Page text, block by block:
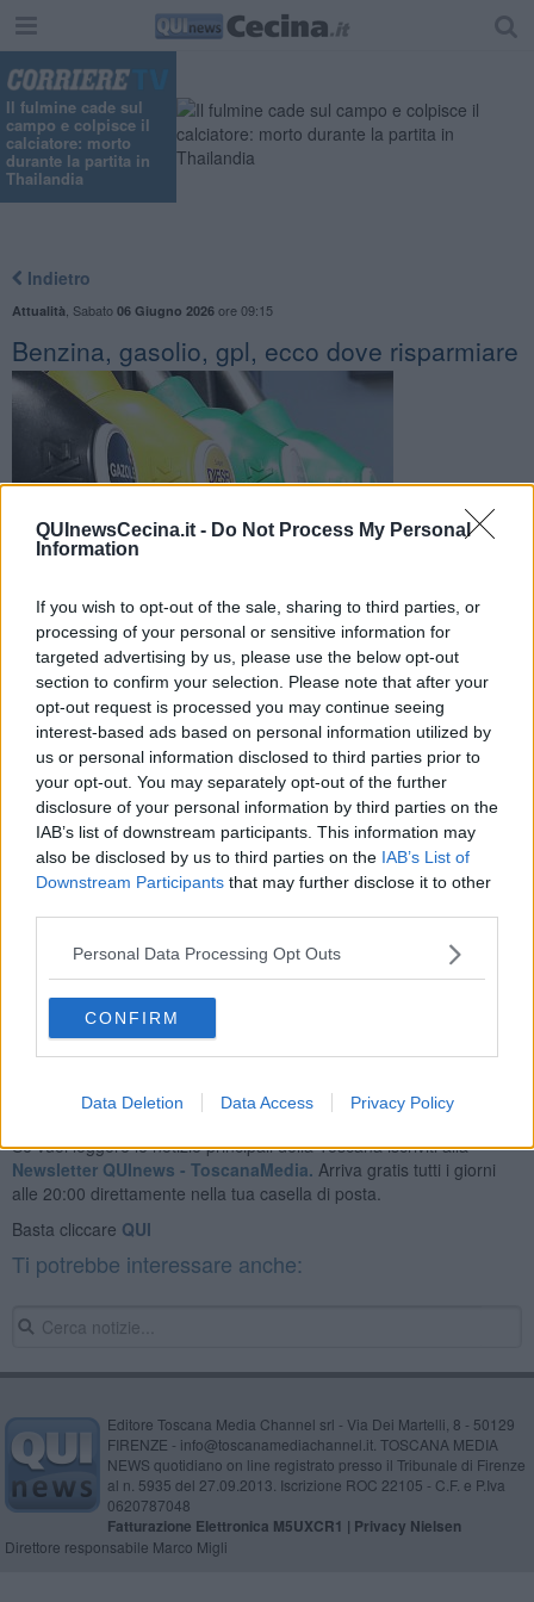
QUInewsCecina.it - Do Not Process My Personal
Information
If you wish to opt-out of the sale, sharing to third parties, or
processing of your personal or sensitive information for
targeted advertising by us, please use the below opt-out
section to confirm your selection. Please note that after your
opt-out request is processed you may continue seeing
interest-based ads based on personal information utilized by
us or personal information disclosed to third parties prior to
your opt-out. You may separately opt-out of the further
disclosure of your personal information by third parties on the
IAB’s list of downstream participants. This information may
also be disclosed by us to third parties on the IAB’s List of
Downstream Participants that may further disclose it to other
Personal Data Processing Opt Outs
CONFIRM
Data Deletion Data Access Privacy Policy
Il fulmine cade sul
campo e colpisce il
calciatore: morto
durante la partita in
Thailandia
Indietro
Attualità Sabato 06 Giugno 2026ore 09:15
Benzina, gasolio, gpl, ecco dove risparmiare
Ecco l'elenco dei prezzi del carburante in provincia di Livorno.
Comune per comune gli impianti più economici dove fare
rifornimento.
PROVINCIA DI LIVORNO —Questi i prezzi dei carburantirilevati
al giorno 06 June 2026dalMinistero dello sviluppo economico
Se vuoi leggere le notizie principali della Toscana iscriviti alla
Newsletter QUInews - ToscanaMedia. Arriva gratis tutti i giorni
alle 20:00 direttamente nella tua casella di posta.
Basta cliccare QUI
Ti potrebbe interessare anche:
Editore Toscana Media Channel srl - Via Dei Martelli, 8 - 50129
FIRENZE - info@toscanamediachannel.it. TOSCANA MEDIA
NEWS quotidiano on line registrato presso il Tribunale di Firenze
al n. 5935 del 27.09.2013. Iscrizione ROC 22105 - C.F. e P.Iva
0620787048
Fatturazione Elettronica M5UXCR1 | Privacy Nielsen
Direttore responsabile Marco Migli